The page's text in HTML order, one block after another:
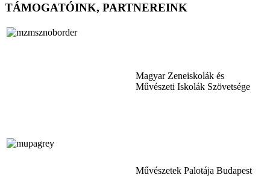
TÁMOGATÓINK, PARTNEREINK
Magyar Zeneiskolák és
Művészeti Iskolák Szövetsége
Művészetek Palotája Budapest